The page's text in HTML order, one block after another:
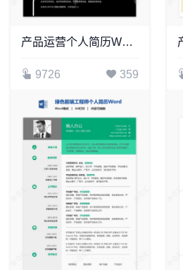
产品运营个人简历Word模板(3)
9726 359